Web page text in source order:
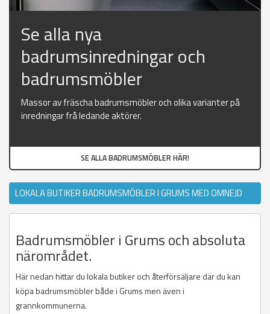
Se alla nya
badrumsinredningar och
badrumsmöbler
Massor av fräscha badrumsmöbler och olika varianter på
inredningar frå ledande aktörer.
SE ALLA BADRUMSMÖBLER HÄR!
LOKALA BUTIKER BADRUMSMÖBLER I GRUMS MED OMNEJD
Badrumsmöbler i Grums och absoluta
närområdet.
Här nedan hittar du lokala butiker och återförsäljare där du kan
köpa badrumsmöbler både i Grums men även i
grannkommunerna.